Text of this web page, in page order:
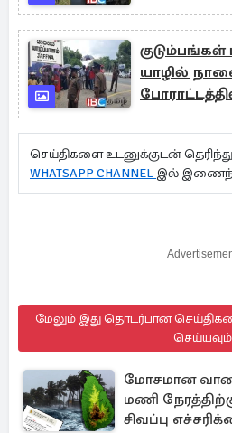
குடும்பங்கள்
யாழில்
ஆசிரியர்கள்
செய்திகளை உடனுக்குடன்
WHATSAPP CHANNEL இல்
மேலும் இது தொடர்பான
செய்யவும்
மோசமான
மணி
சிவப்பு